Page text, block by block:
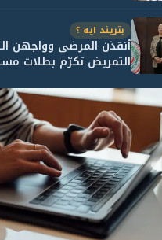
بتريند ايه ؟
أنقذن المرضى وواجهن
التمريض تكرّم بطلات